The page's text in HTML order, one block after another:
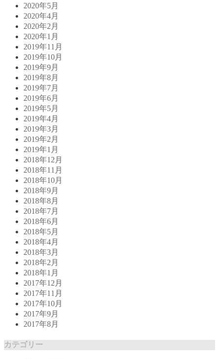
2020年5月
2020年4月
2020年2月
2020年1月
2019年11月
2019年10月
2019年9月
2019年8月
2019年7月
2019年6月
2019年5月
2019年4月
2019年3月
2019年2月
2019年1月
2018年12月
2018年11月
2018年10月
2018年9月
2018年8月
2018年7月
2018年6月
2018年5月
2018年4月
2018年3月
2018年2月
2018年1月
2017年12月
2017年11月
2017年10月
2017年9月
2017年8月
カテゴリー